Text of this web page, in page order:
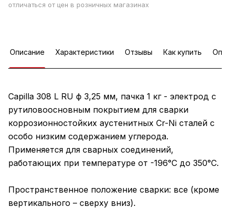
отличаться от цен в розничных магазинах
Описание Характеристики Отзывы Как купить
Capilla 308 L RU ф 3,25 мм, пачка 1 кг - электрод с
рутиловоосновным покрытием для сварки
коррозионностойких аустенитных Cr-Ni сталей с
особо низким содержанием углерода.
Применяется для сварных соединений,
работающих при температуре от -196°С до 350°C.
Пространственное положение сварки: все (кроме
вертикального – сверху вниз).